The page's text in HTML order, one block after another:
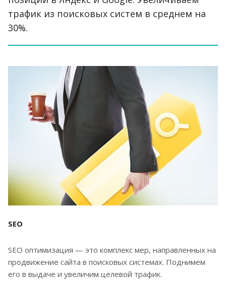
трафик из поисковых систем в среднем на
30%.
SEO
SEO оптимизация — это комплекс мер, направленных на
продвижение сайта в поисковых системах. Поднимем
его в выдаче и увеличим целевой трафик.